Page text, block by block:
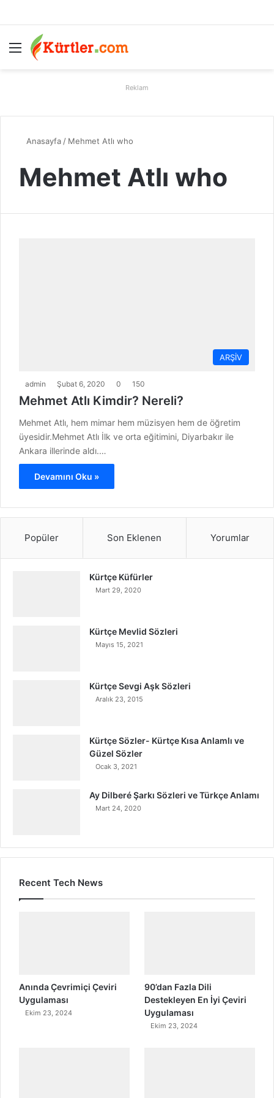
Menü
Reklam
Anasayfa / Mehmet Atlı who
Mehmet Atlı who
ARŞİV
admin Şubat 6, 2020 0 150
Mehmet Atlı Kimdir? Nereli?
Mehmet Atlı, hem mimar hem müzisyen hem de öğretim
üyesidir.Mehmet Atlı İlk ve orta eğitimini, Diyarbakır ile
Ankara illerinde aldı.…
Devamını Oku »
Popüler Son Eklenen Yorumlar
Kürtçe Küfürler
Mart 29, 2020
Kürtçe Mevlid Sözleri
Mayıs 15, 2021
Kürtçe Sevgi Aşk Sözleri
Aralık 23, 2015
Kürtçe Sözler- Kürtçe Kısa Anlamlı ve
Güzel Sözler
Ocak 3, 2021
Ay Dilberé Şarkı Sözleri ve Türkçe Anlamı
Mart 24, 2020
Recent Tech News
Anında Çevrimiçi Çeviri
Uygulaması
Ekim 23, 2024
90’dan Fazla Dili
Destekleyen En İyi Çeviri
Uygulaması
Ekim 23, 2024